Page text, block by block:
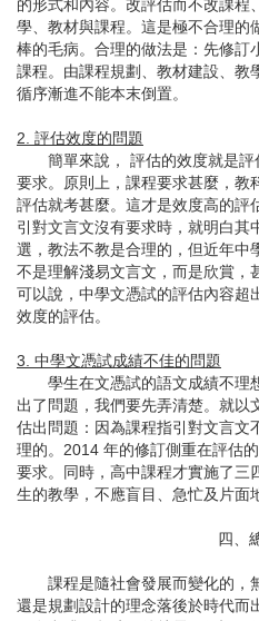
的形式和內容。改評估而不改課程
學、教材與課程。這是極不合理的
棒的毛病。合理的做法是：先修訂
課程。由課程規劃、教材建設、教
循序漸進不能本末倒置。
2. 評估效度的問題
簡單來說， 評估的效度就是評
要求。原則上，課程要求甚麼，教
評估就考甚麼。這才是效度高的評
引對文言文沒有要求時，就明白其
選，教法不教是合理的，但近年中
不是理解淺易文言文，而是欣賞，
可以說，中學文憑試的評估內容超
效度的評估。
3. 中學文憑試成績不佳的問題
學生在文憑試的語文成績不理
出了問題，我們要先弄清楚。就以
估出問題：因為課程指引對文言文
理的。2014 年的修訂側重在評估
要求。同時，高中課程才實施了三
生的教學，不應盲目、急忙及片面
四、
課程是隨社會發展而變化的，
還是規劃設計的理念落後於時代而